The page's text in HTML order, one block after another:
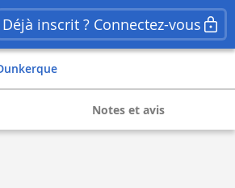
Déjà inscrit ? Connectez-vous
dunkerque
Notes et avis